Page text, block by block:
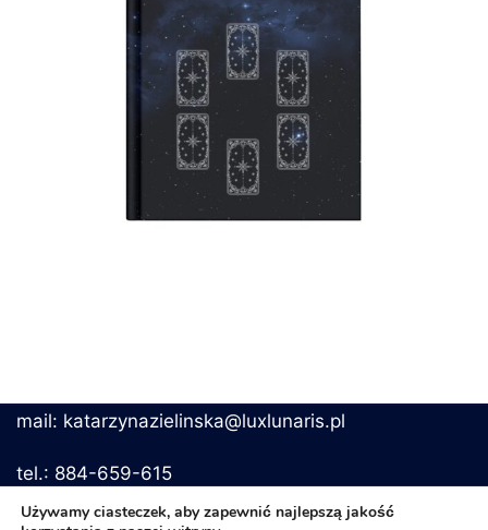
mail: katarzynazielinska@luxlunaris.pl
tel.: 884-659-615
Używamy ciasteczek, aby zapewnić najlepszą jakość